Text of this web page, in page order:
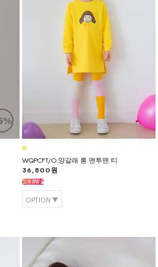
WQPCFT/O.양갈래 롱 맨투맨 티
36,800원
OPTION